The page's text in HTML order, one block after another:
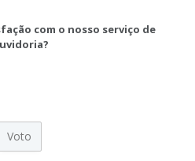
com o nosso serviço de